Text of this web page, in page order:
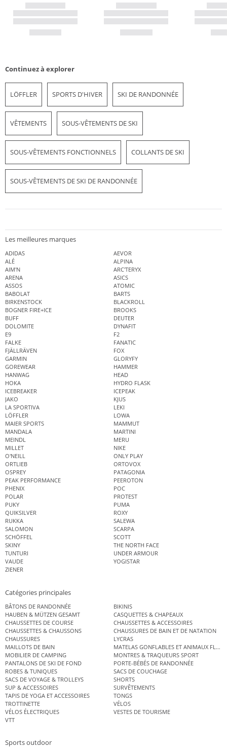
Continuez à explorer
LÖFFLER SPORTS D'HIVER SKI DE RANDONNÉE
VÊTEMENTS SOUS-VÊTEMENTS DE SKI
SOUS-VÊTEMENTS FONCTIONNELS COLLANTS DE SKI
SOUS-VÊTEMENTS DE SKI DE RANDONNÉE
Les meilleures marques
ADIDAS
AEVOR
ALÉ
ALPINA
AIM'N
ARC'TERYX
ARENA
ASICS
ASSOS
ATOMIC
BABOLAT
BARTS
BIRKENSTOCK
BLACKROLL
BOGNER FIRE+ICE
BROOKS
BUFF
DEUTER
DOLOMITE
DYNAFIT
E9
F2
FALKE
FANATIC
FJÄLLRÄVEN
FOX
GARMIN
GLORYFY
GOREWEAR
HAMMER
HANWAG
HEAD
HOKA
HYDRO FLASK
ICEBREAKER
ICEPEAK
JAKO
KJUS
LA SPORTIVA
LEKI
LÖFFLER
LOWA
MAIER SPORTS
MAMMUT
MANDALA
MARTINI
MEINDL
MERU
MILLET
NIKE
O'NEILL
ONLY PLAY
ORTLIEB
ORTOVOX
OSPREY
PATAGONIA
PEAK PERFORMANCE
PEEROTON
PHENIX
POC
POLAR
PROTEST
PUKY
PUMA
QUIKSILVER
ROXY
RUKKA
SALEWA
SALOMON
SCARPA
SCHÖFFEL
SCOTT
SKINY
THE NORTH FACE
TUNTURI
UNDER ARMOUR
VAUDE
YOGISTAR
ZIENER
Catégories principales
BÂTONS DE RANDONNÉE
BIKINIS
HAUBEN & MÜTZEN GESAMT
CASQUETTES & CHAPEAUX
CHAUSSETTES DE COURSE
CHAUSSETTES & ACCESSOIRES
CHAUSSETTES & CHAUSSONS
CHAUSSURES DE BAIN ET DE NATATION
CHAUSSURES
LYCRAS
MAILLOTS DE BAIN
MATELAS GONFLABLES ET ANIMAUX
MOBILIER DE CAMPING
MONTRES & TRAQUEURS SPORT
PANTALONS DE SKI DE FOND
PORTE-BÉBÉS DE RANDONNÉE
ROBES & TUNIQUES
SACS DE COUCHAGE
SACS DE VOYAGE & TROLLEYS
SHORTS
SUP & ACCESSOIRES
SURVÊTEMENTS
TAPIS DE YOGA ET ACCESSOIRES
TONGS
TROTTINETTE
VÉLOS
VÉLOS ÉLECTRIQUES
VESTES DE TOURISME
VTT
Sports outdoor